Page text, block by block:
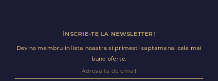
Inscrie-te la newsletter!
Devino membru in lista noastra si primesti saptamanal cele mai
bune oferte.